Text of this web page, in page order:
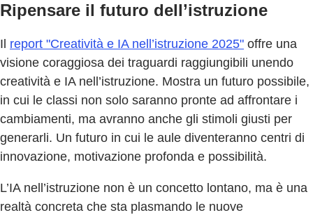
Ripensare il futuro dell’istruzione
Il report "Creatività e IA nell’istruzione 2025" offre una
visione coraggiosa dei traguardi raggiungibili unendo
creatività e IA nell’istruzione. Mostra un futuro possibile,
in cui le classi non solo saranno pronte ad affrontare i
cambiamenti, ma avranno anche gli stimoli giusti per
generarli. Un futuro in cui le aule diventeranno centri di
innovazione, motivazione profonda e possibilità.
L’IA nell’istruzione non è un concetto lontano, ma è una
realtà concreta che sta plasmando le nuove